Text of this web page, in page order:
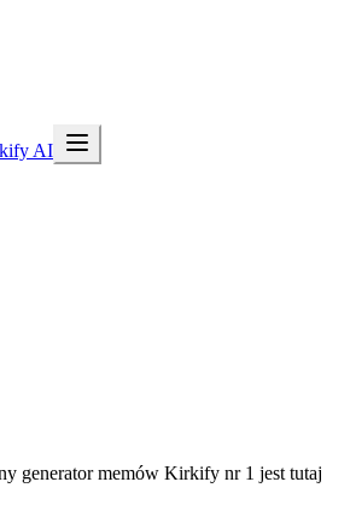
AI
generator memów Kirkify nr 1 jest tutaj